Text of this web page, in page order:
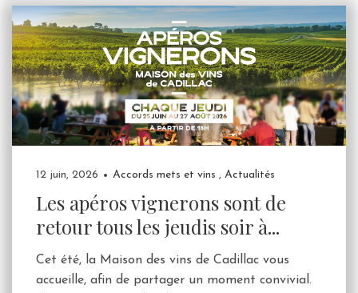
12 juin, 2026 Accords mets et vins , Actualités
Les apéros vignerons sont de
retour tous les jeudis soir à...
Cet été, la Maison des vins de Cadillac vous
accueille, afin de partager un moment convivial.